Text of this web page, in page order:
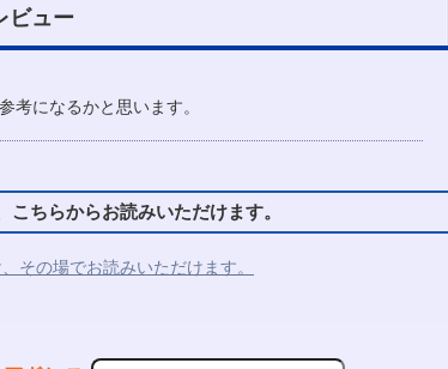
ビュー
考になるかと思います。
ちらからお読みいただけます。
その場でお読みいただけます。